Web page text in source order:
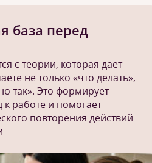
база перед
с теории, которая дает
не только «что делать»,
так». Это формирует
работе и помогает
повторения действий